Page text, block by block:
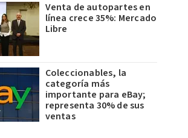
Venta de autopartes en
línea crece 35%: Mercado
Libre
Coleccionables, la
categoría más
importante para eBay;
representa 30% de sus
ventas